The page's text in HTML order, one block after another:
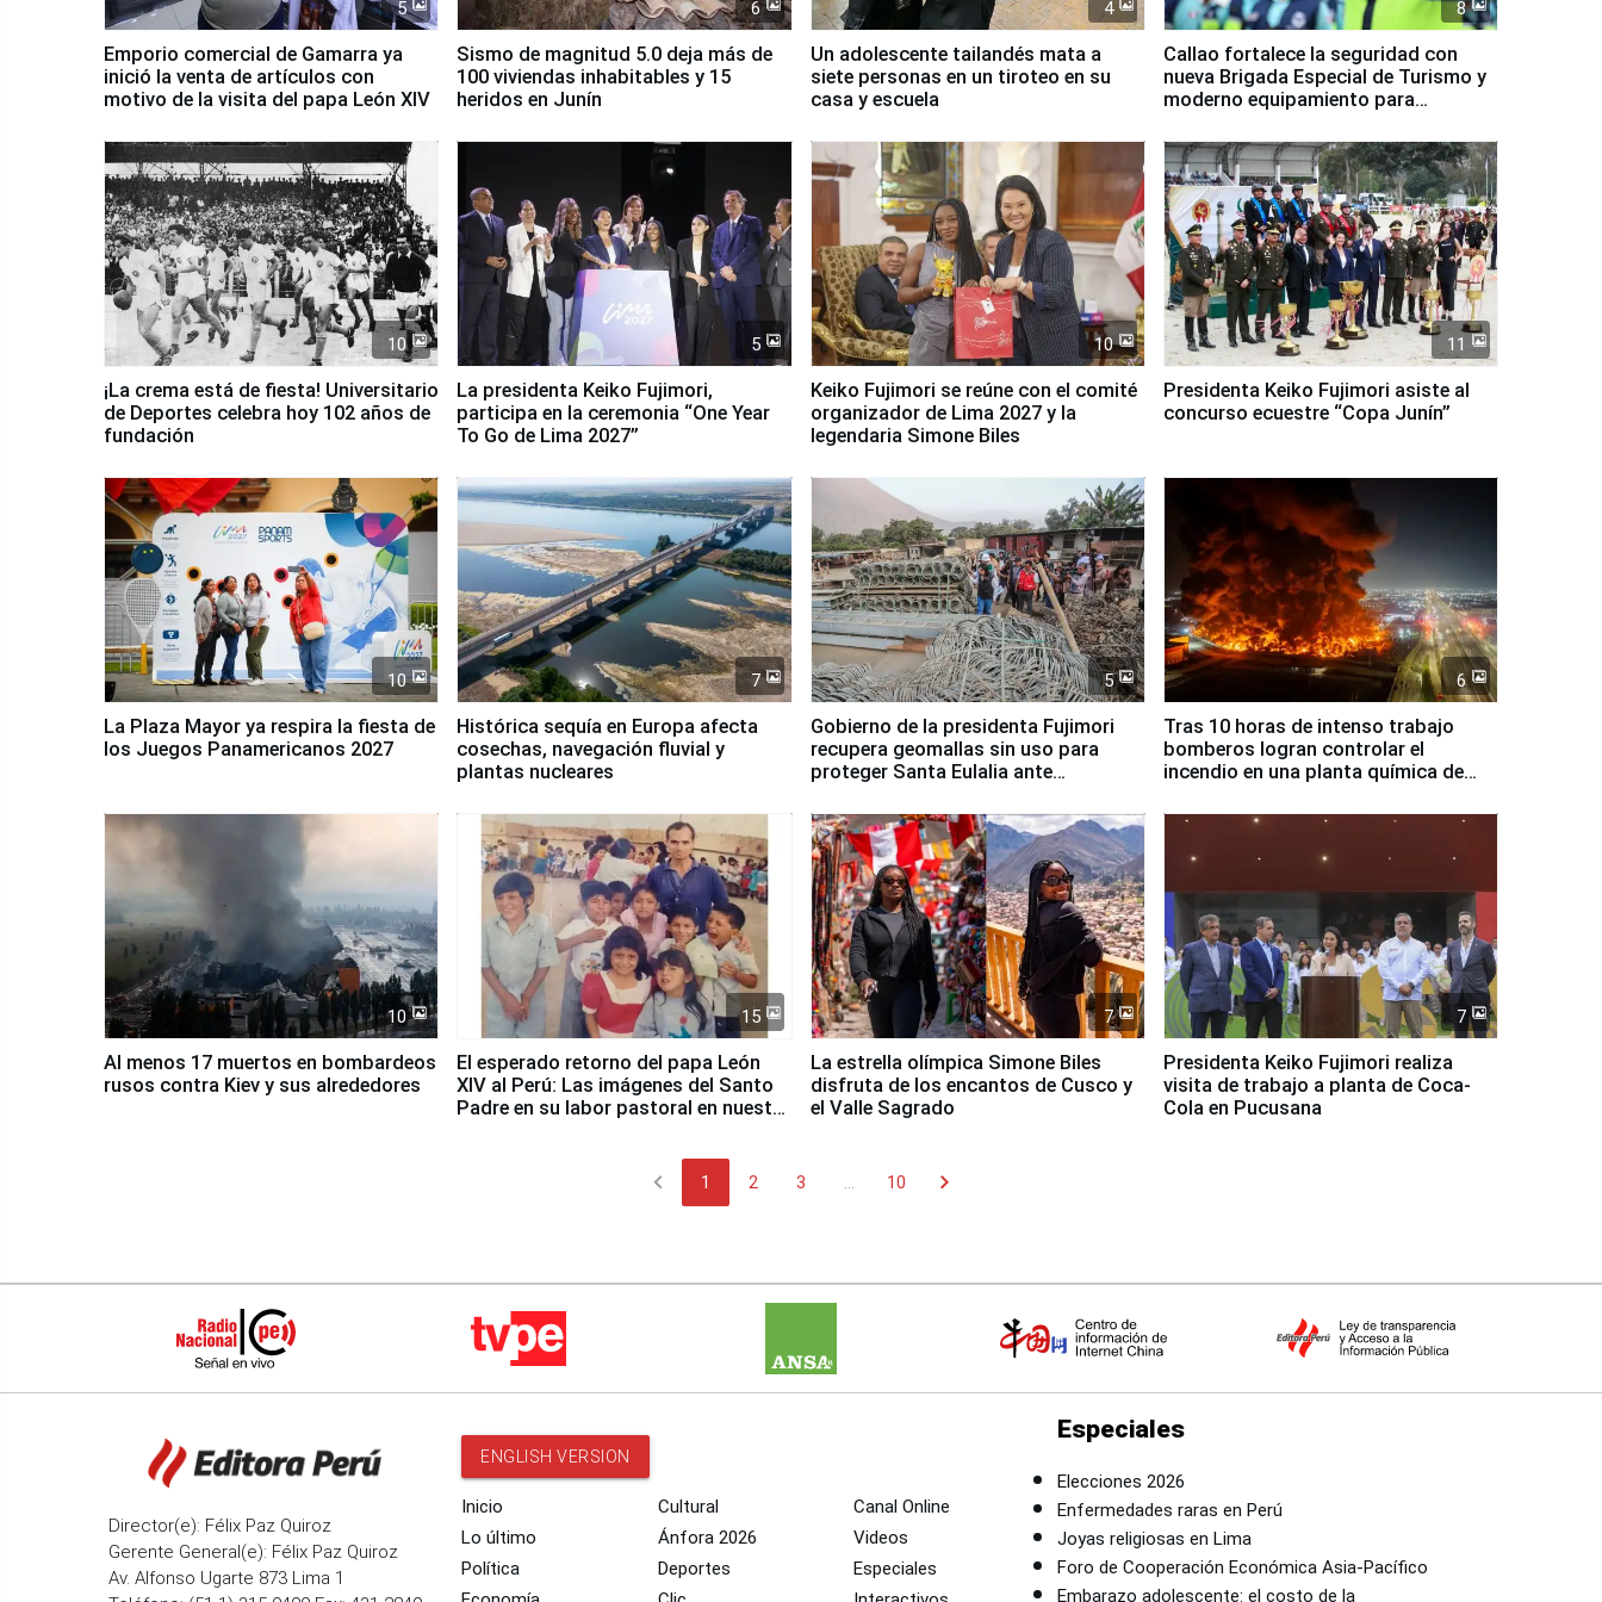
5
Emporio comercial de Gamarra ya
inició la venta de artículos con
motivo de la visita del papa León XIV
6
Sismo de magnitud 5.0 deja más de
100 viviendas inhabitables y 15
heridos en Junín
4
Un adolescente tailandés mata a
siete personas en un tiroteo en su
casa y escuela
8
Callao fortalece la seguridad con
nueva Brigada Especial de Turismo y
moderno equipamiento para
10
¡La crema está de fiesta! Universitario
de Deportes celebra hoy 102 años de
fundación
5
La presidenta Keiko Fujimori,
participa en la ceremonia “One Year
To Go de Lima 2027”
10
Keiko Fujimori se reúne con el comité
organizador de Lima 2027 y la
legendaria Simone Biles
11
Presidenta Keiko Fujimori asiste al
concurso ecuestre “Copa Junín”
10
La Plaza Mayor ya respira la fiesta de
los Juegos Panamericanos 2027
7
Histórica sequía en Europa afecta
cosechas, navegación fluvial y
plantas nucleares
5
Gobierno de la presidenta Fujimori
recupera geomallas sin uso para
proteger Santa Eulalia ante
6
Tras 10 horas de intenso trabajo
bomberos logran controlar el
incendio en una planta química de
10
Al menos 17 muertos en bombardeos
rusos contra Kiev y sus alrededores
15
El esperado retorno del papa León
XIV al Perú: Las imágenes del Santo
Padre en su labor pastoral en nuestro
7
La estrella olímpica Simone Biles
disfruta de los encantos de Cusco y
el Valle Sagrado
7
Presidenta Keiko Fujimori realiza
visita de trabajo a planta de Coca-
Cola en Pucusana
chevron_left 1 2 3 10 chevron_right
Director(e): Félix Paz Quiroz
Gerente General(e): Félix Paz Quiroz
Av. Alfonso Ugarte 873 Lima 1
ENGLISH VERSION
Inicio
Lo último
Política
Cultural
Ánfora 2026
Deportes
Canal Online
Videos
Especiales
Especiales
Elecciones 2026
Enfermedades raras en Perú
Joyas religiosas en Lima
Foro de Cooperación Económica Asia-Pacífico
Embarazo adolescente: el costo de la